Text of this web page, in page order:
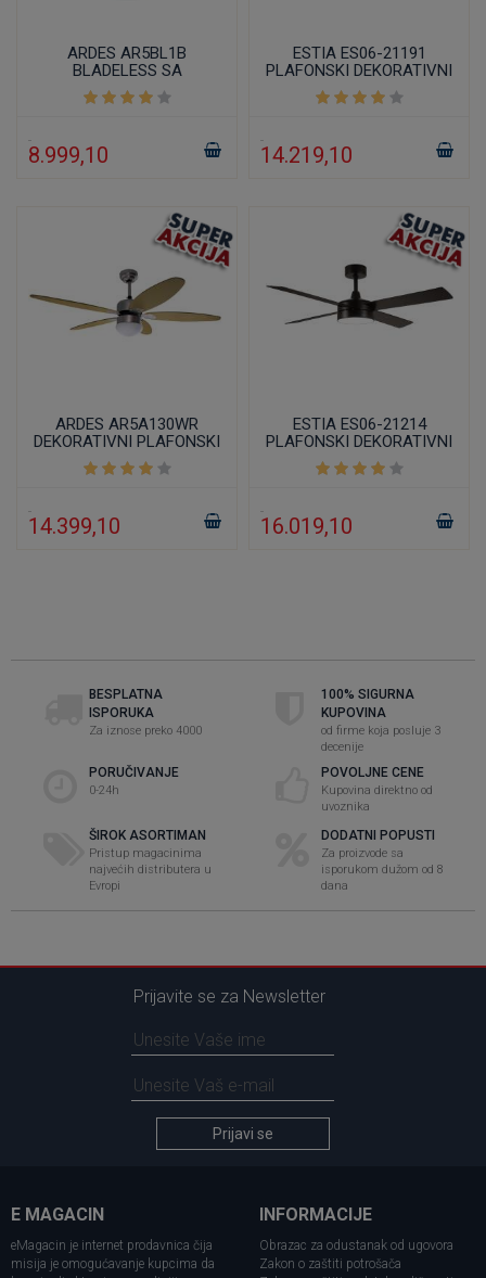
ARDES AR5BL1B
BLADELESS SA
DALJINSKIM
UPRAVLJAČEM
8.999,10
ESTIA ES06-21191
PLAFONSKI DEKORATIVNI
VENTILATOR 111CM 70W
14.219,10
ARDES AR5A130WR
DEKORATIVNI PLAFONSKI
VENTILATOR
14.399,10
ESTIA ES06-21214
PLAFONSKI DEKORATIVNI
VENTILATOR 132CM 70W
16.019,10
BESPLATNA
ISPORUKA
Za iznose preko 4000
100% SIGURNA
KUPOVINA
od firme koja posluje 3
decenije
PORUČIVANJE
0-24h
POVOLJNE CENE
Kupovina direktno od
uvoznika
ŠIROK ASORTIMAN
Pristup magacinima
najvećih distributera u
Evropi
DODATNI POPUSTI
Za proizvode sa
isporukom dužom od 8
dana
Prijavite se za Newsletter
Prijavi se
E MAGACIN
eMagacin je internet prodavnica čija
misija je omogućavanje kupcima da
INFORMACIJE
Obrazac za odustanak od ugovora
Zakon o zaštiti potrošača